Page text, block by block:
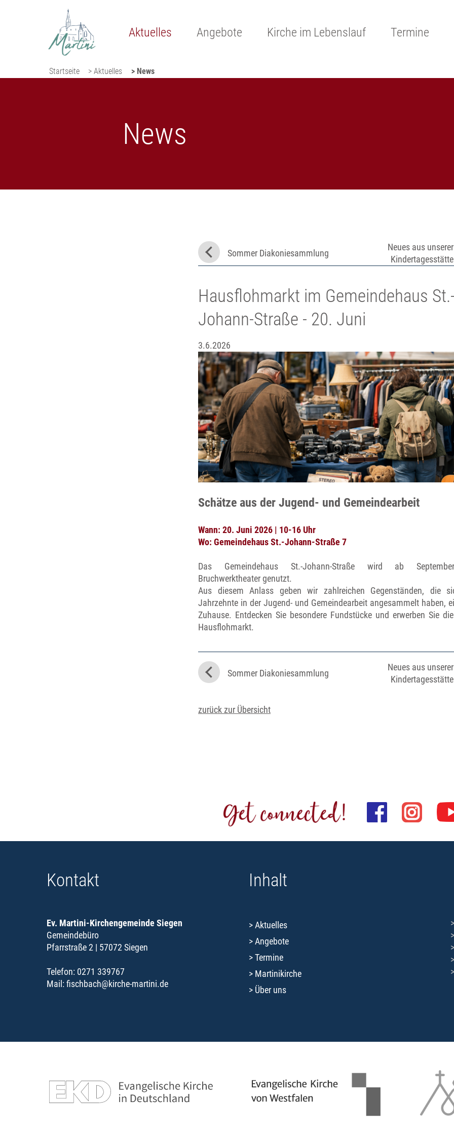
Aktuelles Angebote Kirche im Lebenslauf Termine
Startseite > Aktuelles > News
News
Sommer Diakoniesammlung
Neues aus unserer
Kindertagesstätte
Hausflohmarkt im Gemeindehaus
Johann-Straße - 20. Juni
3.6.2026
Schätze aus der Jugend- und Gemeindearbeit
Wann: 20. Juni 2026 | 10-16 Uhr
Wo: Gemeindehaus St.-Johann-Straße 7
Das Gemeindehaus St.-Johann-Straße wird ab
Bruchwerktheater genutzt.
Aus diesem Anlass geben wir zahlreichen Gegenständen, die
Jahrzehnte in der Jugend- und Gemeindearbeit angesammelt haben,
Zuhause. Entdecken Sie besondere Fundstücke und erwerben Sie
Hausflohmarkt.
Sommer Diakoniesammlung
Neues aus unserer
Kindertagesstätte
zurück zur Übersicht
Kontakt
Ev. Martini-Kirchengemeinde Siegen
Gemeindebüro
Pfarrstraße 2 | 57072 Siegen
Telefon: 0271 339767
Mail:fischbach@kirche-martini.de
Inhalt
Aktuelles
Angebote
Termine
Martinikirche
Über uns